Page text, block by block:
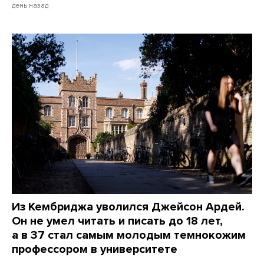
день назад
Из Кембриджа уволился Джейсон Ардей.
Он не умел читать и писать до 18 лет,
а в 37 стал самым молодым темнокожим
профессором в университете